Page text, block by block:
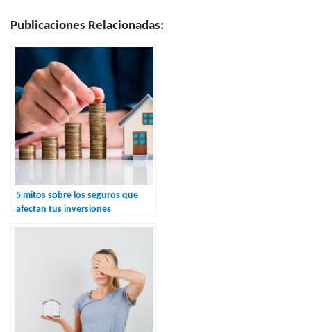
Publicaciones Relacionadas:
5 mitos sobre los seguros que
afectan tus inversiones